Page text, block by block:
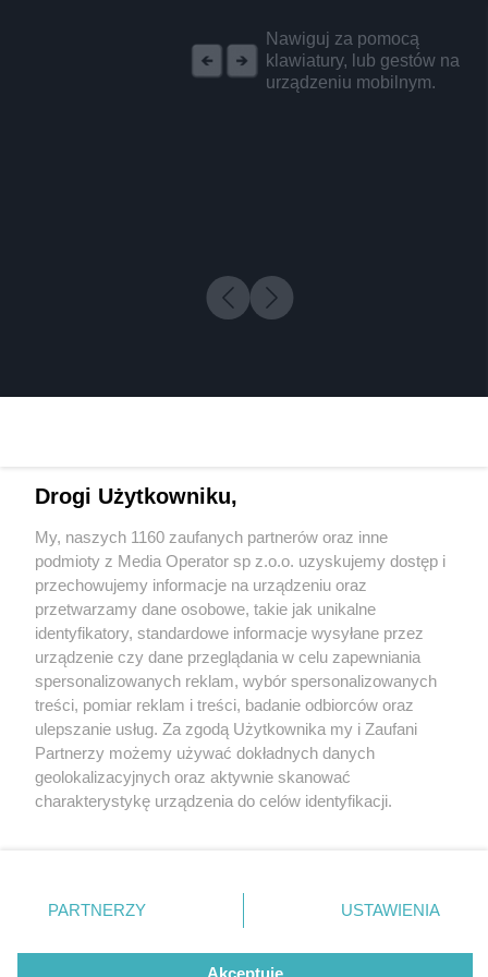
Nawiguj za pomocą
klawiatury, lub gestów na
urządzeniu mobilnym.
1 / 0
Wydawca mediów lokalnych
Nie zapomnij
zapoznać się z:
polityką prywatności regulamin korzystania z portali
Twojemiasto
Piekary Śląskie
Chorzów
Tarnowskie Góry
Gliwice
Skontakuj sięz nami
Kontakt
Wydawca
Redakcja
Drogi Użytkowniku,
My, naszych 1160 zaufanych partnerów oraz inne
podmioty z Media Operator sp z.o.o. uzyskujemy dostęp i
przechowujemy informacje na urządzeniu oraz
przetwarzamy dane osobowe, takie jak unikalne
identyfikatory, standardowe informacje wysyłane przez
urządzenie czy dane przeglądania w celu zapewniania
spersonalizowanych reklam, wybór spersonalizowanych
treści, pomiar reklam i treści, badanie odbiorców oraz
ulepszanie usług. Za zgodą Użytkownika my i Zaufani
Partnerzy możemy używać dokładnych danych
geolokalizacyjnych oraz aktywnie skanować
charakterystykę urządzenia do celów identyfikacji.
zmienić/wycofać klikając przycisk ustawień prywatności
znajdujący się w lewym dolnym rogu strony
rodzaje przetwarzania danych nie wymagają zgody
użytkownika, ale masz prawo sprzeciwić się takiemu
PARTNERZY USTAWIENIA
Akceptuję